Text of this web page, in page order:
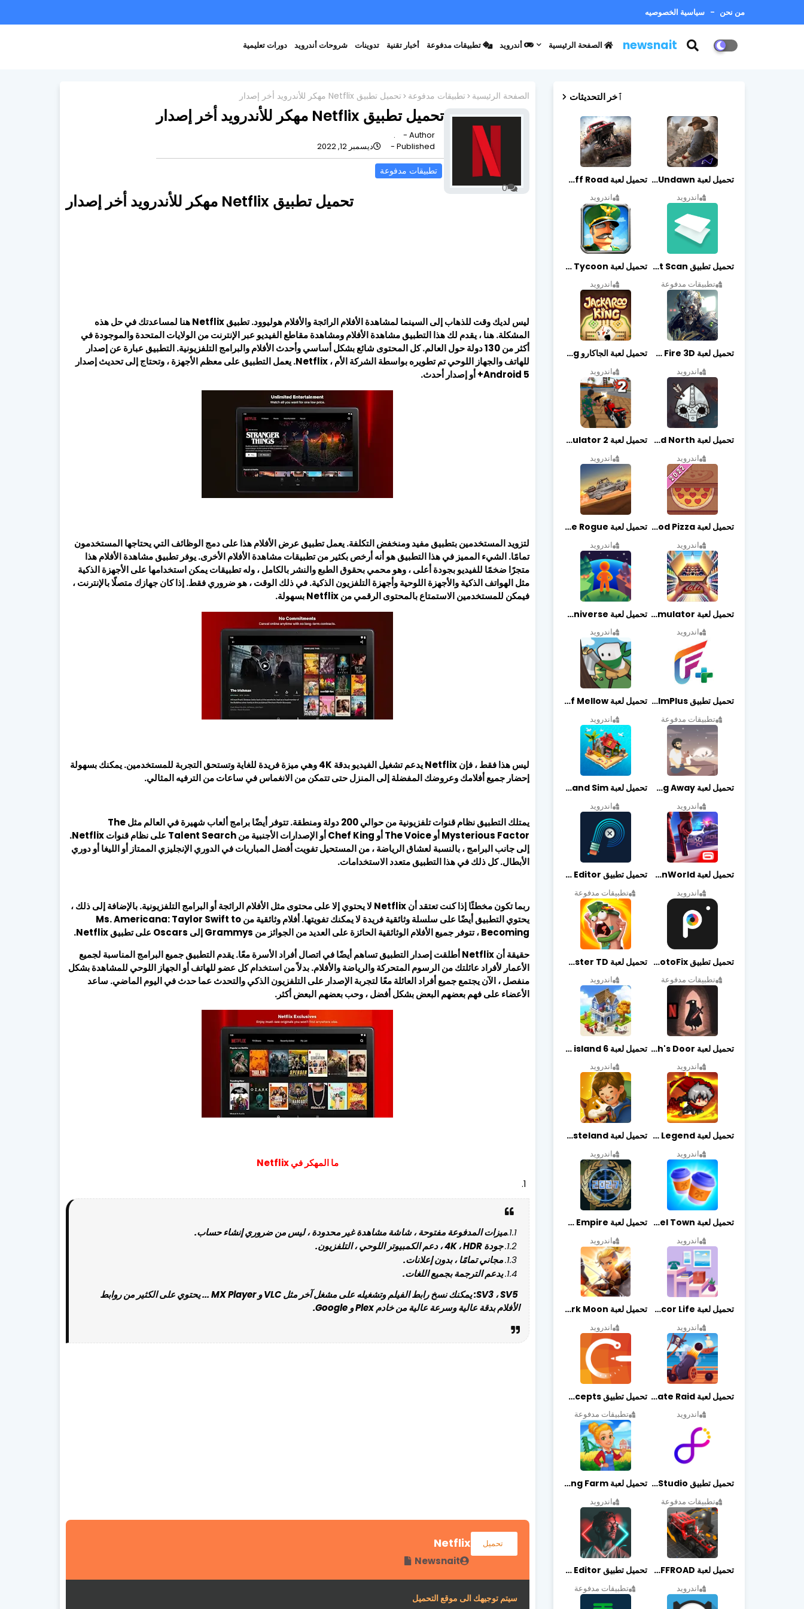
من نحن سياسية الخصوصيه
newsnait دورات تعليمية شروحات أندرويد تدوينات أخبار تقنية تطبيقات مدفوعة أندرويد الصفحة الرئيسية
الصفحة الرئيسية تطبيقات مدفوعة تحميل تطبيق Netflix مهكر للأندرويد أخر إصدار
تحميل تطبيق Netflix مهكر للأندرويد أخر إصدار
Author -
.
Published -
ديسمبر 12, 2022
تطبيقات مدفوعة
0
تحميل تطبيق Netflix مهكر للأندرويد أخر إصدار
ليس لديك وقت للذهاب إلى السينما لمشاهدة الأفلام الرائجة والأفلام هوليوود. تطبيق Netflix هنا لمساعدتك في حل هذه
المشكلة. هنا ، يقدم لك هذا التطبيق مشاهدة الأفلام ومشاهدة مقاطع الفيديو عبر الإنترنت من الولايات المتحدة والموجودة في
أكثر من 130 دولة حول العالم. كل المحتوى شائع بشكل أساسي وأحدث الأفلام والبرامج التلفزيونية. التطبيق عبارة عن إصدار
للهاتف والجهاز اللوحي تم تطويره بواسطة الشركة الأم ، Netflix. يعمل التطبيق على معظم الأجهزة ، وتحتاج إلى تحديث إصدار
Android 5+ أو إصدار أحدث.
لتزويد المستخدمين بتطبيق مفيد ومنخفض التكلفة. يعمل تطبيق عرض الأفلام هذا على دمج الوظائف التي يحتاجها المستخدمون
تمامًا. الشيء المميز في هذا التطبيق هو أنه أرخص بكثير من تطبيقات مشاهدة الأفلام الأخرى. يوفر تطبيق مشاهدة الأفلام هذا
متجرًا ضخمًا للفيديو بجودة أعلى ، وهو محمي بحقوق الطبع والنشر بالكامل ، وله تطبيقات يمكن استخدامها على الأجهزة الذكية
مثل الهواتف الذكية والأجهزة اللوحية وأجهزة التلفزيون الذكية. في ذلك الوقت ، هو ضروري فقط. إذا كان جهازك متصلًا بالإنترنت ،
فيمكن للمستخدمين الاستمتاع بالمحتوى الرقمي من Netflix بسهولة.
ليس هذا فقط ، فإن Netflix يدعم تشغيل الفيديو بدقة 4K وهي ميزة فريدة للغاية وتستحق التجربة للمستخدمين. يمكنك بسهولة
إحضار جميع أفلامك وعروضك المفضلة إلى المنزل حتى تتمكن من الانغماس في ساعات من الترفيه المثالي.
يمتلك التطبيق نظام قنوات تلفزيونية من حوالي 200 دولة ومنطقة. تتوفر أيضًا برامج ألعاب شهيرة في العالم مثل The
Mysterious Factor أو The Voice أو Chef King أو الإصدارات الأجنبية من Talent Search على نظام قنوات Netflix.
إلى جانب البرامج ، بالنسبة لعشاق الرياضة ، من المستحيل تفويت أفضل المباريات في الدوري الإنجليزي الممتاز أو الليغا أو دوري
الأبطال. كل ذلك في هذا التطبيق متعدد الاستخدامات.
ربما تكون مخطئًا إذا كنت تعتقد أن Netflix لا يحتوي إلا على محتوى مثل الأفلام الرائجة أو البرامج التلفزيونية. بالإضافة إلى ذلك ،
يحتوي التطبيق أيضًا على سلسلة وثائقية فريدة لا يمكنك تفويتها. أفلام وثائقية من Ms. Americana: Taylor Swift to
Becoming ، تتوفر جميع الأفلام الوثائقية الحائزة على العديد من الجوائز من Grammys إلى Oscars على تطبيق Netflix.
حقيقة أن Netflix أطلقت إصدار التطبيق تساهم أيضًا في اتصال أفراد الأسرة معًا. يقدم التطبيق جميع البرامج المناسبة لجميع
الأعمار لأفراد عائلتك من الرسوم المتحركة والرياضة والأفلام. بدلاً من استخدام كل عضو للهاتف أو الجهاز اللوحي للمشاهدة بشكل
منفصل ، الآن يجتمع جميع أفراد العائلة معًا لتجربة الإصدار على التلفزيون الذكي والتحدث عما حدث في اليوم الماضي. ساعد
الأعضاء على فهم بعضهم البعض بشكل أفضل ، وحب بعضهم البعض أكثر.
ما المهكر في Netflix
ميزات المدفوعة مفتوحة ، شاشة مشاهدة غير محدودة ، ليس من ضروري إنشاء حساب.
جودة 4K ، HDR ، دعم الكمبيوتر اللوحي ، التلفزيون.
مجاني تمامًا ، بدون إعلانات.
يدعم الترجمة بجميع اللغات.
SV3 ، SV5: يمكنك نسخ رابط الفيلم وتشغيله على مشغل آخر مثل VLC و MX Player ... يحتوي على الكثير من روابط
الأفلام بدقة عالية وسرعة عالية من خادم Plex و Google.
Netflix تحميل
Newsnait
سيتم توجيهك الى موقع التحميل
ٱخر التحديثات
تحميل لعبة Undawn مهكرة للأندرويد أخر إصدار | تحميل مباشر + موارد غير محدودة
اندرويد
تحميل لعبة Trucks Off Road مهكرة اخر اصدار
اندرويد
تحميل تطبيق vFlat Scan مهكر آخر إصدار
تطبيقات مدفوعة
تحميل لعبة Idle Military SCH Tycoon مهكرة آخر إصدار
اندرويد
تحميل لعبة Zombie Fire 3D مهكرة آخر إصدار
اندرويد
تحميل لعبة الجاكارو jackaroo king آخر إصدار
اندرويد
تحميل لعبة Bad North مهكرة آخر إصدار
اندرويد
تحميل لعبة Vegas crime simulator 2 مهكرة اخر اصدار
اندرويد
تحميل لعبة Good Pizza مهكرة اخر اصدار
اندرويد
تحميل لعبة Earn to Die Rogue مهكرة اخر اصدار
اندرويد
تحميل لعبة Retail Store Simulator مهكرة اخر اصدار
اندرويد
تحميل لعبة My Little Universe مهكرة أخر إصدار
اندرويد
تحميل تطبيق FilmPlus أخر إصدار
تطبيقات مدفوعة
تحميل لعبة Life of Mellow مهكرة أخر إصدار
اندرويد
تحميل لعبة Casting Away مهكرة أخر إصدار
اندرويد
تحميل لعبة Fantasy Island Sim مهكرة أخر إصدار
اندرويد
تحميل لعبة Gangstar New Orleans OpenWorld مهكرة أخر إصدار
اندرويد
تحميل تطبيق Retouch Remove Objects Editor مهكرة اخر إصدار
تطبيقات مدفوعة
تحميل تطبيق PhotoFix مهكر آخر إصدار
تطبيقات مدفوعة
تحميل لعبة Candy Disaster TD مهكرة اخر إصدار
اندرويد
تحميل لعبة Death's Door مهكرة أخر إصدار
اندرويد
تحميل لعبة city island 6 مهكرة أخر إصدار
اندرويد
تحميل لعبة Slayer Legend مهكرة أخر إصدار
اندرويد
تحميل لعبة Merge Survival : Wasteland مهكرة أخر إصدار
اندرويد
تحميل لعبة Travel Town مهكرة أخر إصدار
اندرويد
تحميل لعبة World Empire مهكرة أخر إصدار
اندرويد
تحميل لعبة Decor Life مهكرة أخر إصدار
اندرويد
تحميل لعبة Lionheart: Dark Moon مهكرة أخر إصدار
اندرويد
تحميل لعبة Pirate Raid مهكرة أخر إصدار
اندرويد
تحميل تطبيق Concepts مهكر أخر إصدار
تطبيقات مدفوعة
تحميل تطبيق Graphic Studio مهكر أخر إصدار
تطبيقات مدفوعة
تحميل لعبة Cooking Farm مهكرة أخر إصدار
اندرويد
تحميل لعبة PROJECT:OFFROAD مهكرة أخر إصدار
اندرويد
تحميل تطبيق NeonArt Photo Editor مهكر أخر إصدار
تطبيقات مدفوعة